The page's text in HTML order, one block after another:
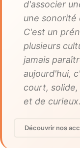
d'associer
une sonorité
C'est un
plusieurs
jamais
aujourd'hui,
court,
et de curieux.
Découvrir nos